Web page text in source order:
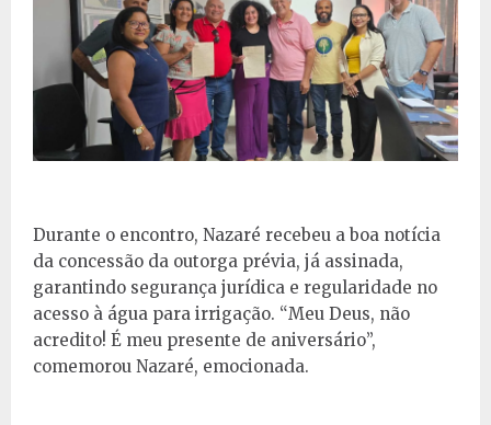
Durante o encontro, Nazaré recebeu a boa notícia
da concessão da outorga prévia, já assinada,
garantindo segurança jurídica e regularidade no
acesso à água para irrigação. “Meu Deus, não
acredito! É meu presente de aniversário”,
comemorou Nazaré, emocionada.